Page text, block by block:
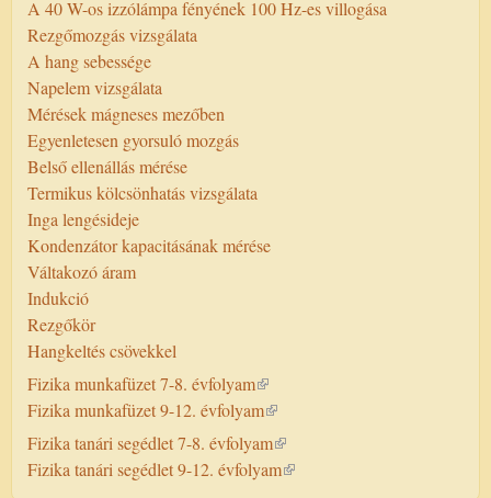
A 40 W-os izzólámpa fényének 100 Hz-es villogása
Rezgőmozgás vizsgálata
A hang sebessége
Napelem vizsgálata
Mérések mágneses mezőben
Egyenletesen gyorsuló mozgás
Belső ellenállás mérése
Termikus kölcsönhatás vizsgálata
Inga lengésideje
Kondenzátor kapacitásának mérése
Váltakozó áram
Indukció
Rezgőkör
Hangkeltés csövekkel
Fizika munkafüzet 7-8. évfolyam
Fizika munkafüzet 9-12. évfolyam
Fizika tanári segédlet 7-8. évfolyam
Fizika tanári segédlet 9-12. évfolyam